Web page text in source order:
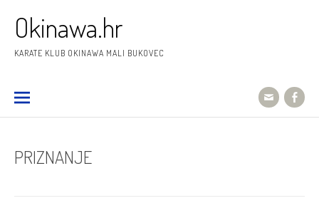
sadržajOkinawa.hr
KARATE KLUB OKINAWA MALI BUKOVEC
PRIZNANJE